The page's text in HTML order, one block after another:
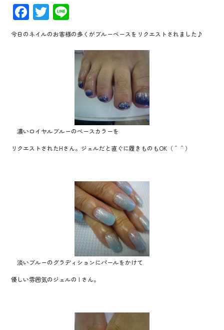
F
ac
e
T
wi
tt
n
e
今日のネイルのお客様の多くがブルーベースをリクエストされました♪
濃いロイヤルブルーのベースカラーを
リクエストされたHさん。ジェルだと直ぐに履きものもOK（＾＾）
淡いブルーのグラディションにパールをかけて
優しい雰囲気のジェルの I さん。